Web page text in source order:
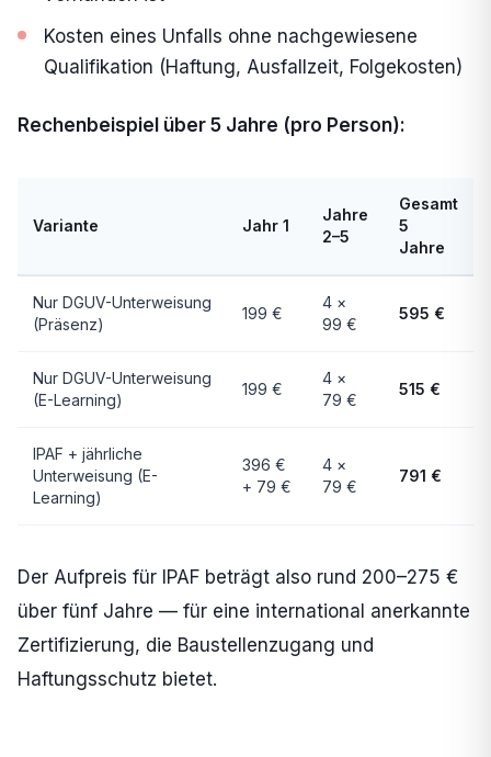
Kosten eines Unfalls ohne nachgewiesene
Qualifikation (Haftung, Ausfallzeit, Folgekosten)
Rechenbeispiel über 5 Jahre (pro Person):
Variante Jahr 1
Jahre
2–5
Gesamt
5
Jahre
Nur DGUV-Unterweisung
(Präsenz)
199 €
4 ×
99 €
595 €
Nur DGUV-Unterweisung
(E-Learning)
199 €
4 ×
79 €
515 €
IPAF + jährliche
Unterweisung (E-
Learning)
396 €
+ 79 €
4 ×
79 €
791 €
Der Aufpreis für IPAF beträgt also rund 200–275 €
über fünf Jahre — für eine international anerkannte
Zertifizierung, die Baustellenzugang und
Haftungsschutz bietet.